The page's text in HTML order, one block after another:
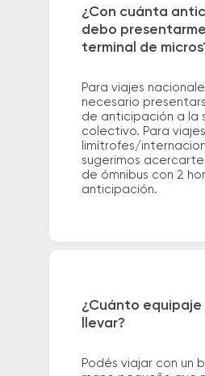
¿Con cuánta
debo
terminal de
Para viajes
necesario
de anticipación a la
colectivo. Para
limítrofes/
sugerimos
de ómnibus con 2
anticipación.
¿Cuánto equipaje
llevar?
Podés viajar con un